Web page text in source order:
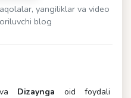
yangiliklar va video
blog
Dizaynga oid foydali